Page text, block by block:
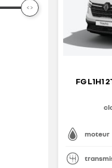
FG L1H1
moteur